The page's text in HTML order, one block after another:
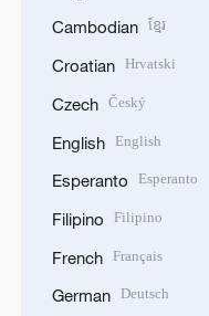
Cambodian ខ្មែរ
Croatian Hrvatski
Czech Český
English English
Esperanto Esperanto
Filipino Filipino
French Français
German Deutsch